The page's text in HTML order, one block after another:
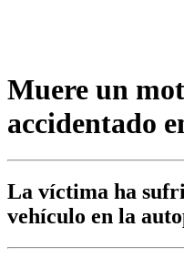
Muere un
accidentado
La víctima ha
vehículo en la